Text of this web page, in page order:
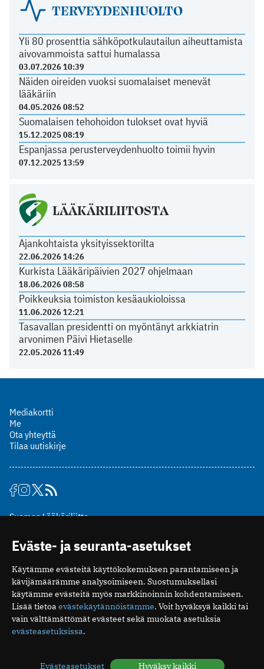
TERVEYDENHUOLTO
Yli 80 prosenttia sähköpotkulautailun aiheuttamista
aivovammoista sattui humalassa
03.07.2026 10:39
Näiden oireiden vuoksi suomalaiset menevät
lääkäriin
04.05.2026 08:52
Suomalaisen tehohoidon tulokset ovat hyviä
15.12.2025 08:19
Espanjassa perusterveydenhuolto toimii hyvin
07.12.2025 13:59
LÄÄKÄRILIITOSTA
Ajankohtaista yksityissektorilta
22.06.2026 14:26
Kurkista Lääkäripäivien 2027 ohjelmaan
18.06.2026 08:58
Poikkeuksia toimiston kesäaukioloissa
11.06.2026 12:21
Tasavallan presidentti on myöntänyt arkkiatrin
arvonimen Päivi Hietaselle
22.05.2026 11:49
Mediakortti
Me
Ota yhteyttä
Tilaa uutiskirje
Suomen Lääkäriliitto
00510 Helsinki
puh. (09) 393 091
toimitus@potilaanlaakarilehti.fi
ISSN 2323-9476
Eväste- ja seuranta-asetukset
Käytämme evästeitä käyttökokemuksen parantamiseen ja
kävijämäärämme analysoimiseen. Suostumuksellasi
käytämme evästeitä myös markkinoinnin kohdentamiseen.
Lisää tietoa evästekäytännöistämme. Voit hyväksyä kaikki tai
vain välttämättömät evästeet sekä muokata asetuksia
evästeasetuksissa.
Evästeasetukset Hyväksy kaikki